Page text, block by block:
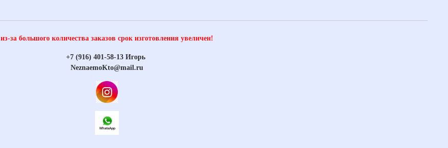
из-за большого количества заказов срок изготовления увеличен!
+7 (916) 401-58-13 Игорь
NeznaemoKto@mail.ru